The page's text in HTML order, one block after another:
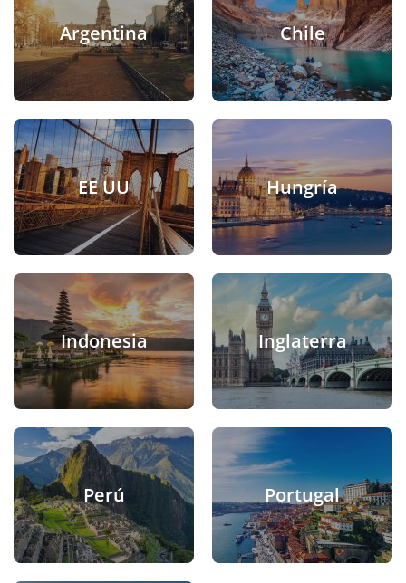
Argentina Chile
EE UU Hungría
Indonesia Inglaterra
Perú Portugal